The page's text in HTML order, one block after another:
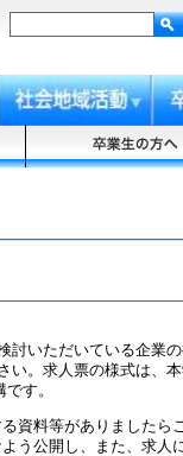
討いただいている企業
い。求人票の様式は、
す。
資料等がありましたら
う公開し、また、求人